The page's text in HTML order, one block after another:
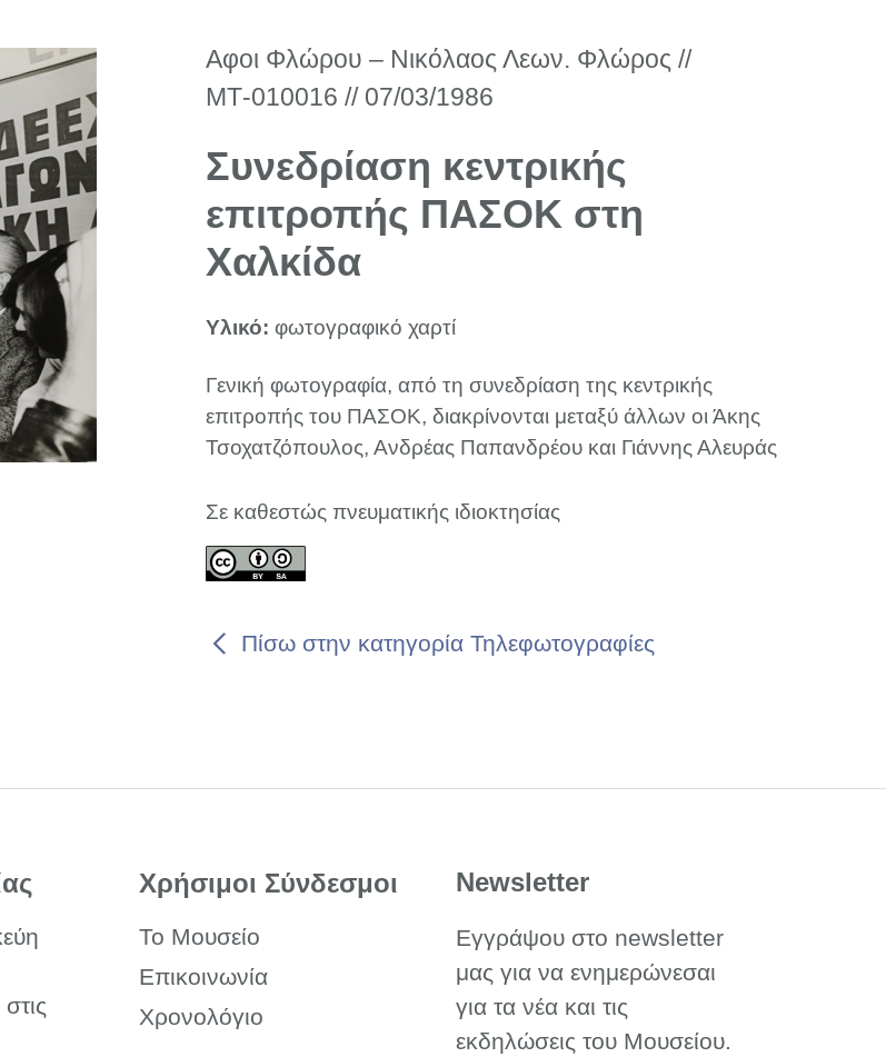
Πίσω στην κατηγορία Τηλεφωτογραφίες
Αφοι Φλώρου – Νικόλαος Λεων. Φλώρος //
ΜΤ-010016 // 07/03/1986
Συνεδρίαση κεντρικής
επιτροπής ΠΑΣΟΚ στη
Χαλκίδα
Υλικό: φωτογραφικό χαρτί
Γενική φωτογραφία, από τη συνεδρίαση της κεντρικής
επιτροπής του ΠΑΣΟΚ, διακρίνονται μεταξύ άλλων οι Άκης
Τσοχατζόπουλος, Ανδρέας Παπανδρέου και Γιάννης Αλευράς
Σε καθεστώς πνευματικής ιδιοκτησίας
Χρήσιμοι Σύνδεσμοι
Το Μουσείο
Επικοινωνία
Χρονολόγιο
Newsletter
Εγγράψου στο newsletter
μας για να ενημερώνεσαι
για τα νέα και τις
εκδηλώσεις του Μουσείου.